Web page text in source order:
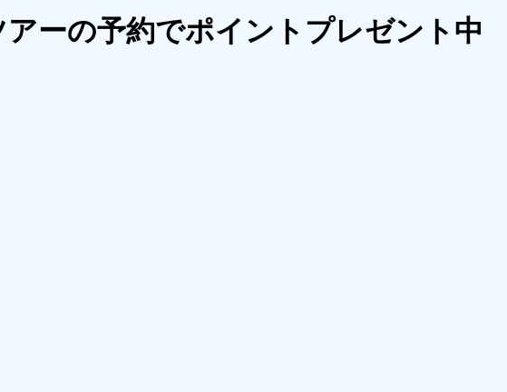
ーの予約でポイントプレゼント中